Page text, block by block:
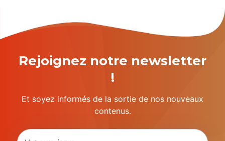
Rejoignez notre newsletter
!
Et soyez informés de la sortie de nos nouveaux
contenus.